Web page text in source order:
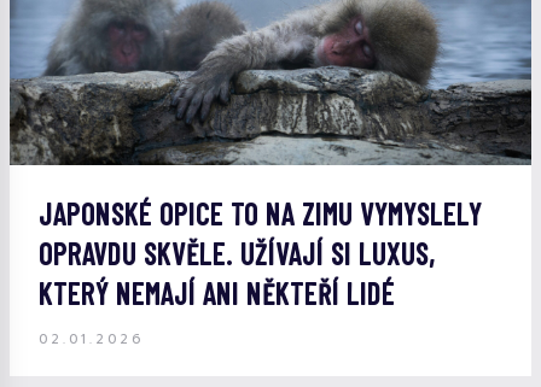
JAPONSKÉ OPICE TO NA ZIMU VYMYSLELY
OPRAVDU SKVĚLE. UŽÍVAJÍ SI LUXUS,
KTERÝ NEMAJÍ ANI NĚKTEŘÍ LIDÉ
02.01.2026